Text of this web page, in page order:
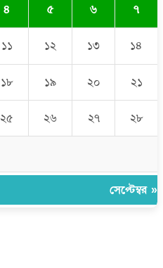
৪ ৫ ৬ ৭
১১ ১২ ১৩ ১৪
১৮ ১৯ ২০ ২১
২৫ ২৬ ২৭ ২৮
সেপ্টেম্বর »